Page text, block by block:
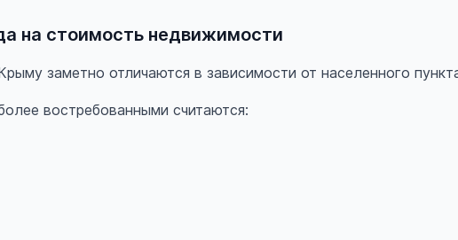
на стоимость недвижимости
заметно отличаются в зависимости от населенного
востребованными считаются: